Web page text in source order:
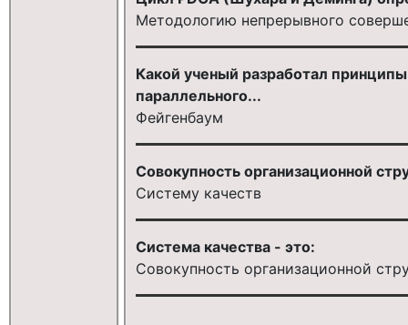
Методологию непрерывного
Какой ученый разработал
параллельного...
Фейгенбаум
Совокупность организационной
Систему качеств
Система качества - это:
Совокупность организационной